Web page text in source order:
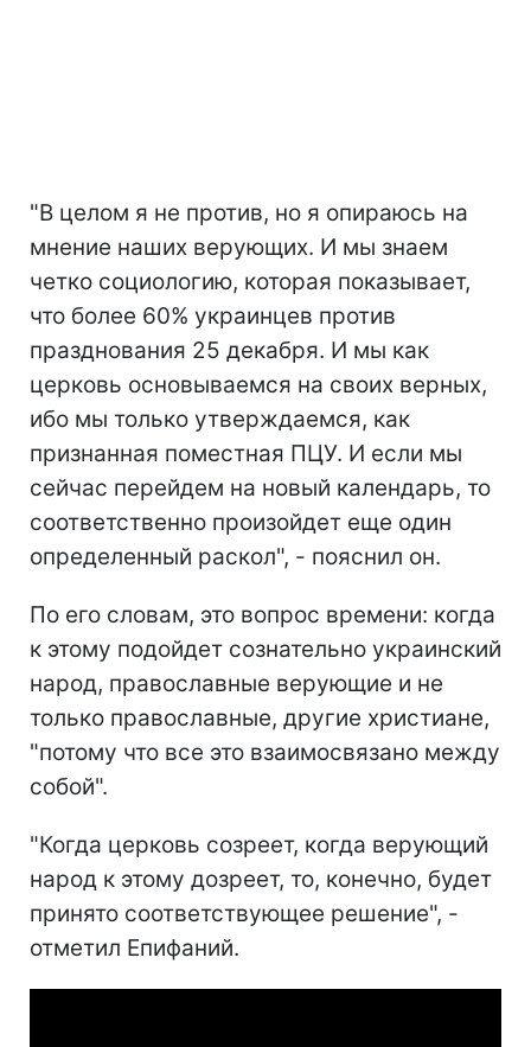
"В целом я не против, но я опираюсь на
мнение наших верующих. И мы знаем
четко социологию, которая показывает,
что более 60% украинцев против
празднования 25 декабря. И мы как
церковь основываемся на своих верных,
ибо мы только утверждаемся, как
признанная поместная ПЦУ. И если мы
сейчас перейдем на новый календарь, то
соответственно произойдет еще один
определенный раскол", - пояснил он.
По его словам, это вопрос времени: когда
к этому подойдет сознательно украинский
народ, православные верующие и не
только православные, другие христиане,
"потому что все это взаимосвязано между
собой".
"Когда церковь созреет, когда верующий
народ к этому дозреет, то, конечно, будет
принято соответствующее решение", -
отметил Епифаний.